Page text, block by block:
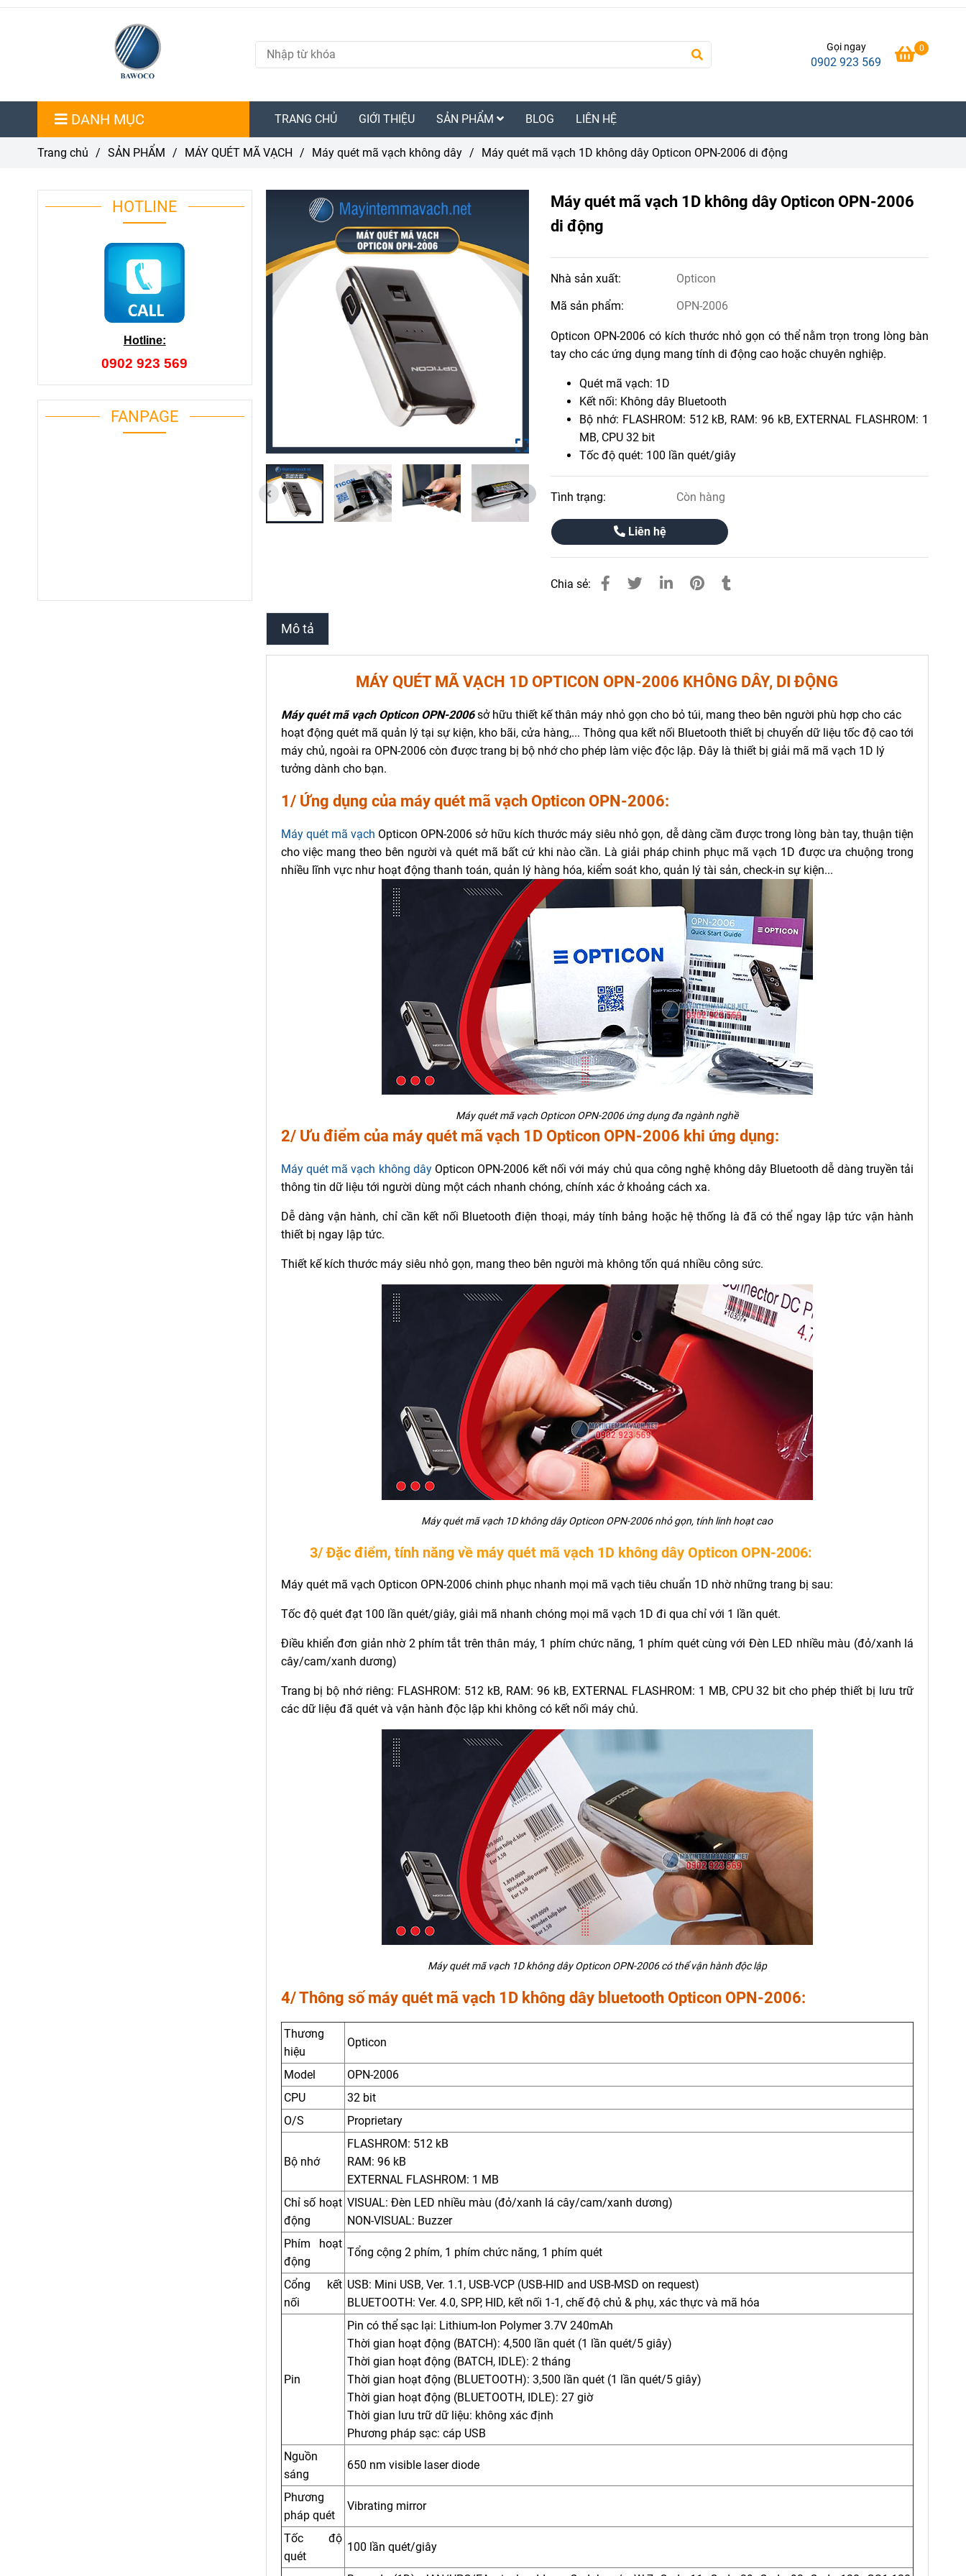
Gọi ngay
0902 923 569
0
DANH MỤC TRANG CHỦ GIỚI THIỆU SẢN PHẨM BLOG LIÊN HỆ
Trang chủ / SẢN PHẨM / MÁY QUÉT MÃ VẠCH / Máy quét mã vạch không dây / Máy quét mã vạch 1D không dây Opticon OPN-2006 di động
Máy quét mã vạch 1D không dây Opticon OPN-2006
di động
Nhà sản xuất:
Opticon
Mã sản phẩm:
OPN-2006
Opticon OPN-2006 có kích thước nhỏ gọn có thể nằm trọn trong lòng bàn
tay cho các ứng dụng mang tính di động cao hoặc chuyên nghiệp.
Quét mã vạch: 1D
Kết nối: Không dây Bluetooth
Bộ nhớ: FLASHROM: 512 kB, RAM: 96 kB, EXTERNAL FLASHROM: 1
MB, CPU 32 bit
Tốc độ quét: 100 lần quét/giây
Tình trạng: Còn hàng
Liên hệ
Chia sẻ:
Mô tả
MÁY QUÉT MÃ VẠCH 1D OPTICON OPN-2006 KHÔNG DÂY, DI ĐỘNG
Máy quét mã vạch Opticon OPN-2006sở hữu thiết kế thân máy nhỏ gọn cho bỏ túi, mang theo bên người phù hợp cho các
hoạt động quét mã quản lý tại sự kiện, kho bãi, cửa hàng,... Thông qua kết nối Bluetooth thiết bị chuyển dữ liệu tốc độ cao tới
máy chủ, ngoài ra OPN-2006 còn được trang bị bộ nhớ cho phép làm việc độc lập. Đây là thiết bị giải mã mã vạch 1D lý
tưởng dành cho bạn.
1/ Ứng dụng của máy quét mã vạch Opticon OPN-2006:
Máy quét mã vạch Opticon OPN-2006 sở hữu kích thước máy siêu nhỏ gọn, dễ dàng cầm được trong lòng bàn tay, thuận tiện
cho việc mang theo bên người và quét mã bất cứ khi nào cần. Là giải pháp chinh phục mã vạch 1D được ưa chuộng trong
nhiều lĩnh vực như hoạt động thanh toán, quản lý hàng hóa, kiểm soát kho, quản lý tài sản, check-in sự kiện...
Máy quét mã vạch Opticon OPN-2006 ứng dụng đa ngành nghề
2/ Ưu điểm của máy quét mã vạch 1D Opticon OPN-2006 khi ứng dụng:
Máy quét mã vạch không dâyOpticon OPN-2006 kết nối với máy chủ qua công nghệ không dây Bluetooth dễ dàng truyền tải
thông tin dữ liệu tới người dùng một cách nhanh chóng, chính xác ở khoảng cách xa.
Dễ dàng vận hành, chỉ cần kết nối Bluetooth điện thoại, máy tính bảng hoặc hệ thống là đã có thể ngay lập tức vận hành
thiết bị ngay lập tức.
Thiết kế kích thước máy siêu nhỏ gọn, mang theo bên người mà không tốn quá nhiều công sức.
Máy quét mã vạch 1D không dây Opticon OPN-2006 nhỏ gọn, tính linh hoạt cao
3/ Đặc điểm, tính năng về máy quét mã vạch 1D không dây Opticon OPN-2006:
Máy quét mã vạch Opticon OPN-2006 chinh phục nhanh mọi mã vạch tiêu chuẩn 1D nhờ những trang bị sau:
Tốc độ quét đạt 100 lần quét/giây, giải mã nhanh chóng mọi mã vạch 1D đi qua chỉ với 1 lần quét.
Điều khiển đơn giản nhờ 2 phím tắt trên thân máy, 1 phím chức năng, 1 phím quét cùng với Đèn LED nhiều màu (đỏ/xanh lá
cây/cam/xanh dương)
Trang bị bộ nhớ riêng: FLASHROM: 512 kB, RAM: 96 kB, EXTERNAL FLASHROM: 1 MB, CPU 32 bit cho phép thiết bị lưu trữ
các dữ liệu đã quét và vận hành độc lập khi không có kết nối máy chủ.
Máy quét mã vạch 1D không dây Opticon OPN-2006 có thể vận hành độc lập
4/ Thông số máy quét mã vạch 1D không dây bluetooth Opticon OPN-2006:
Thương
hiệu
Opticon
Model
OPN-2006
CPU
32 bit
O/S
Proprietary
Bộ nhớ
FLASHROM: 512 kB
RAM: 96 kB
EXTERNAL FLASHROM: 1 MB
Chỉ số hoạt
động
VISUAL: Đèn LED nhiều màu (đỏ/xanh lá cây/cam/xanh dương)
NON-VISUAL: Buzzer
Phím hoạt
động
Tổng cộng 2 phím, 1 phím chức năng, 1 phím quét
Cổng kết
nối
USB: Mini USB, Ver. 1.1, USB-VCP (USB-HID and USB-MSD on request)
BLUETOOTH: Ver. 4.0, SPP, HID, kết nối 1-1, chế độ chủ & phụ, xác thực và mã hóa
Pin
Pin có thể sạc lại: Lithium-Ion Polymer 3.7V 240mAh
Thời gian hoạt động (BATCH): 4,500 lần quét (1 lần quét/5 giây)
Thời gian hoạt động (BATCH, IDLE): 2 tháng
Thời gian hoạt động (BLUETOOTH): 3,500 lần quét (1 lần quét/5 giây)
Thời gian hoạt động (BLUETOOTH, IDLE): 27 giờ
Thời gian lưu trữ dữ liệu: không xác định
Phương pháp sạc: cáp USB
Nguồn
sáng
650 nm visible laser diode
Phương
pháp quét
Vibrating mirror
Tốc độ
quét
100 lần quét/giây
HOTLINE
Hotline:
0902 923 569
FANPAGE